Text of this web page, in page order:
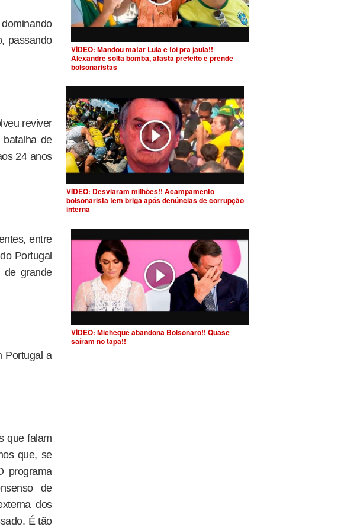
passando
reviver
de
24 anos
entre
Portugal
de grande
Portugal a
que falam
que, se
programa
de
dos
É tão
VÍDEO: Mandou matar Lula e foi pra jaula!!
Alexandre solta bomba, afasta prefeito e prende
bolsonaristas
VÍDEO: Desviaram milhões!! Acampamento
bolsonarista tem briga após denúncias de corrupção
interna
VÍDEO: Micheque abandona Bolsonaro!! Quase
saíram no tapa!!